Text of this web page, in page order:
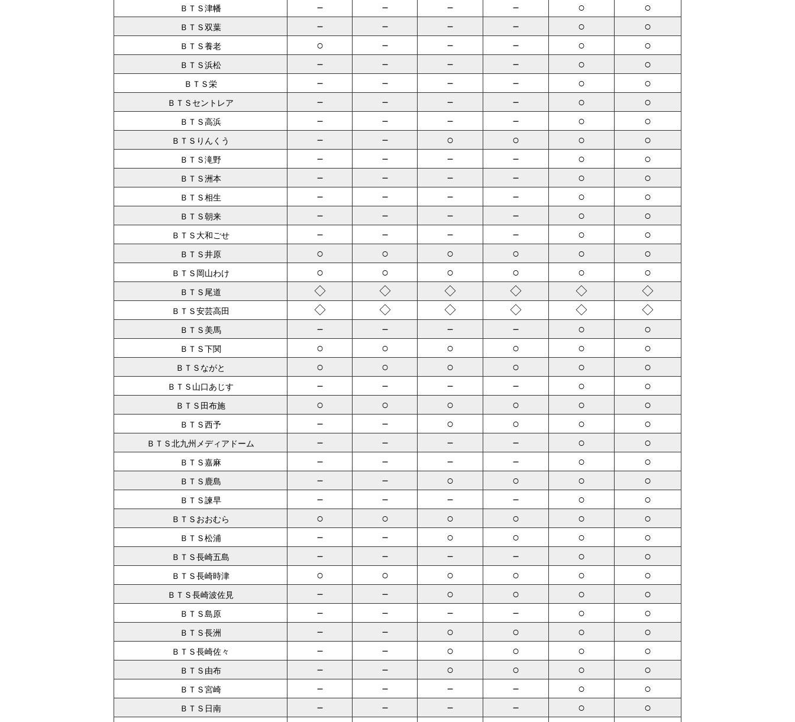
ＢＴＳ津幡 － － － － ○ ○
ＢＴＳ双葉 － － － － ○ ○
ＢＴＳ養老 ○ － － － ○ ○
ＢＴＳ浜松 － － － － ○ ○
ＢＴＳ栄 － － － － ○ ○
ＢＴＳセントレア － － － － ○ ○
ＢＴＳ高浜 － － － － ○ ○
ＢＴＳりんくう － － ○ ○ ○ ○
ＢＴＳ滝野 － － － － ○ ○
ＢＴＳ洲本 － － － － ○ ○
ＢＴＳ相生 － － － － ○ ○
ＢＴＳ朝来 － － － － ○ ○
ＢＴＳ大和ごせ － － － － ○ ○
ＢＴＳ井原 ○ ○ ○ ○ ○ ○
ＢＴＳ岡山わけ ○ ○ ○ ○ ○ ○
ＢＴＳ尾道 ◇ ◇ ◇ ◇ ◇ ◇
ＢＴＳ安芸高田 ◇ ◇ ◇ ◇ ◇ ◇
ＢＴＳ美馬 － － － － ○ ○
ＢＴＳ下関 ○ ○ ○ ○ ○ ○
ＢＴＳながと ○ ○ ○ ○ ○ ○
ＢＴＳ山口あじす － － － － ○ ○
ＢＴＳ田布施 ○ ○ ○ ○ ○ ○
ＢＴＳ西予 － － ○ ○ ○ ○
ＢＴＳ北九州メディアドーム － － － － ○ ○
ＢＴＳ嘉麻 － － － － ○ ○
ＢＴＳ鹿島 － － ○ ○ ○ ○
ＢＴＳ諫早 － － － － ○ ○
ＢＴＳおおむら ○ ○ ○ ○ ○ ○
ＢＴＳ松浦 － － ○ ○ ○ ○
ＢＴＳ長崎五島 － － － － ○ ○
ＢＴＳ長崎時津 ○ ○ ○ ○ ○ ○
ＢＴＳ長崎波佐見 － － ○ ○ ○ ○
ＢＴＳ島原 － － － － ○ ○
ＢＴＳ長洲 － － ○ ○ ○ ○
ＢＴＳ長崎佐々 － － ○ ○ ○ ○
ＢＴＳ由布 － － ○ ○ ○ ○
ＢＴＳ宮崎 － － － － ○ ○
ＢＴＳ日南 － － － － ○
○